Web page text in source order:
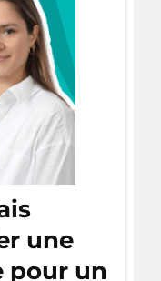
une
pour un